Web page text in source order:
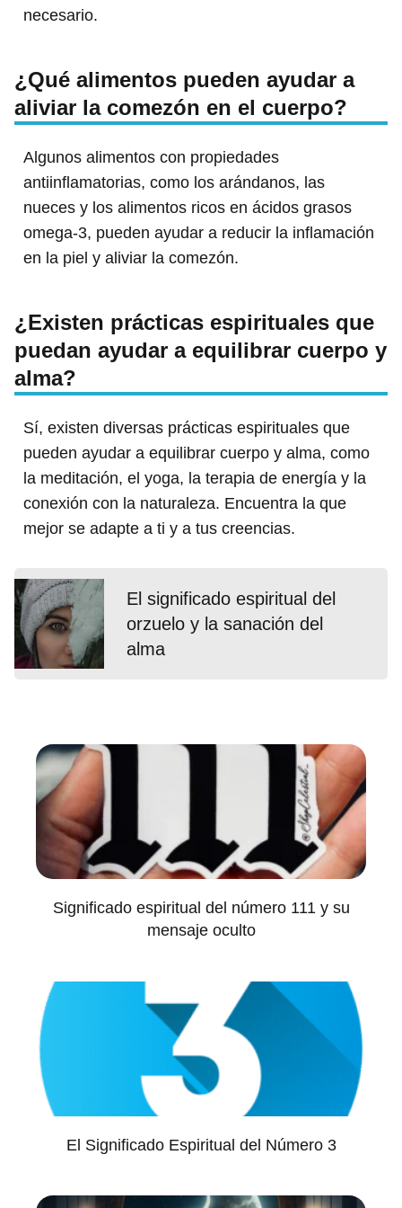
necesario.
¿Qué alimentos pueden ayudar a
aliviar la comezón en el cuerpo?
Algunos alimentos con propiedades
antiinflamatorias, como los arándanos, las
nueces y los alimentos ricos en ácidos grasos
omega-3, pueden ayudar a reducir la inflamación
en la piel y aliviar la comezón.
¿Existen prácticas espirituales que
puedan ayudar a equilibrar cuerpo y
alma?
Sí, existen diversas prácticas espirituales que
pueden ayudar a equilibrar cuerpo y alma, como
la meditación, el yoga, la terapia de energía y la
conexión con la naturaleza. Encuentra la que
mejor se adapte a ti y a tus creencias.
El significado espiritual del
orzuelo y la sanación del
alma
Significado espiritual del número 111 y su
mensaje oculto
El Significado Espiritual del Número 3